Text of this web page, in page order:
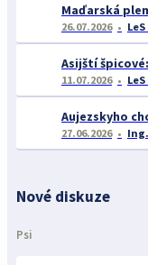
Maďarská
26.07.2026 LeS
Asijští
11.07.2026 LeS
27.06.2026
Nové diskuze
Psi